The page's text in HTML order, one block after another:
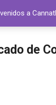
de
a